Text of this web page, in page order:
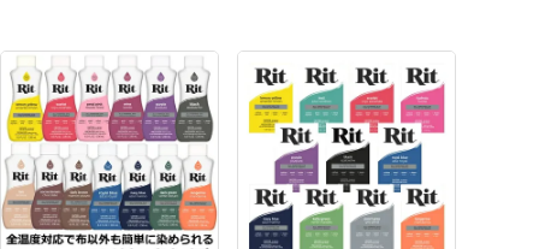
おすすめ順
レビュー順